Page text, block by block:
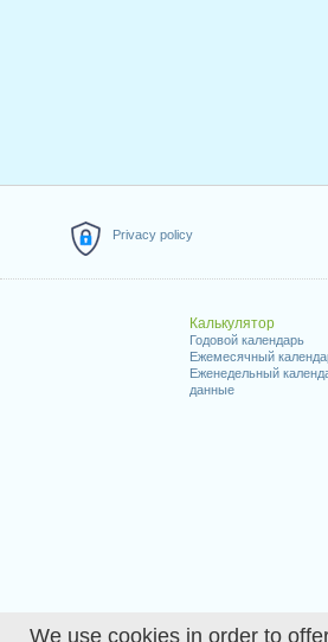
We use cookies in order to
Privacy policy
Калькулятор
Годовой календарь
Ежемесячный
Еженедельный
данные